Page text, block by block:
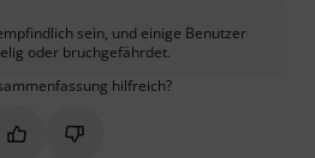
sein, und einige Benutzer
oder bruchgefährdet.
hilfreich?
Markieren Sie diese
Markieren Sie diese